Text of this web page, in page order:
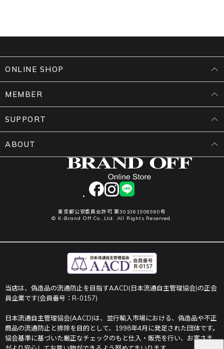
facebookinstagram
LINE
東京都公安委員会許可 第301061906960号
© K-Brand Off Co.,Ltd. All Rights Reserved.
ONLINE SHOP
MEMBER
SUPPORT
ABOUT
当店は、偽造品の流通防止を目指すAACD(日本流通自主管理協会)の正会
員企業です(会員番号：R-0157)
日本流通自主管理協会(AACD)は、並行輸入市場における、偽造品や不正
商品の流通防止と排除を目的として、1998年4月に発足された団体です。
協会基準に基づいた厳正なチェックのもと仕入・販売を行い、お客さま